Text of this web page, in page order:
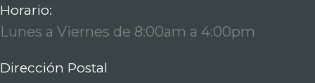
Horario:
Lunes a Viernes de 8:00am a 4:00pm
Dirección Postal